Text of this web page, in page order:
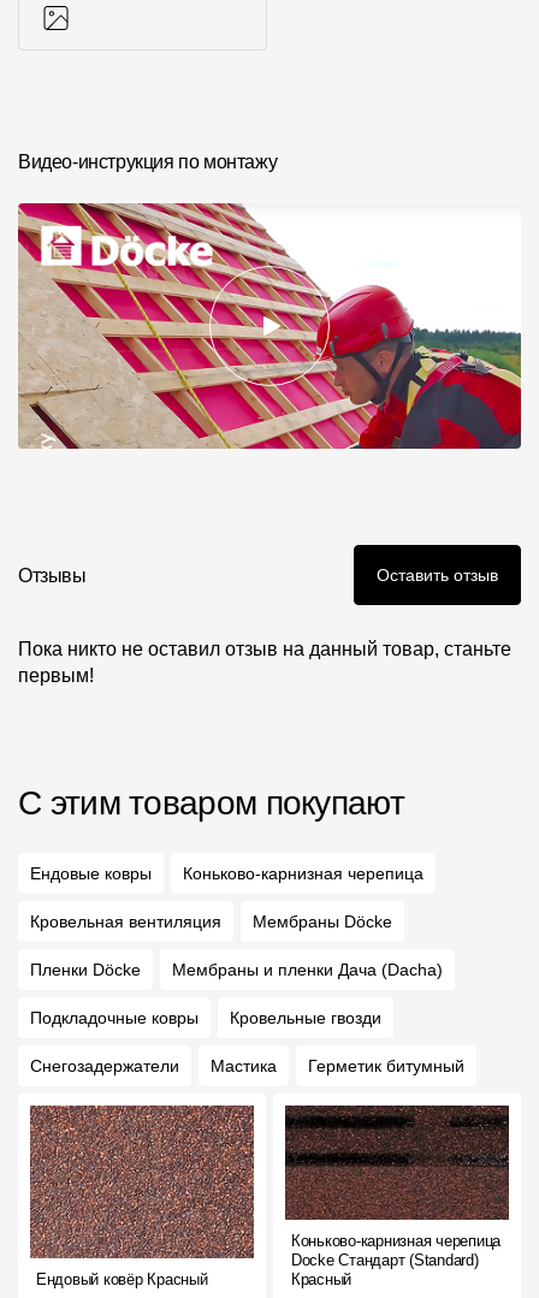
Видео-инструкция по монтажу
Отзывы Оставить отзыв
Пока никто не оставил отзыв на данный товар, станьте
первым!
С этим товаром покупают
Ендовые ковры Коньково-карнизная черепица
Кровельная вентиляция Мембраны Döcke
Пленки Döcke Мембраны и пленки Дача (Dacha)
Подкладочные ковры Кровельные гвозди
Снегозадержатели Мастика Герметик битумный
Ендовый ковёр Красный
Коньково-карнизная черепица
Docke Стандарт (Standard)
Красный